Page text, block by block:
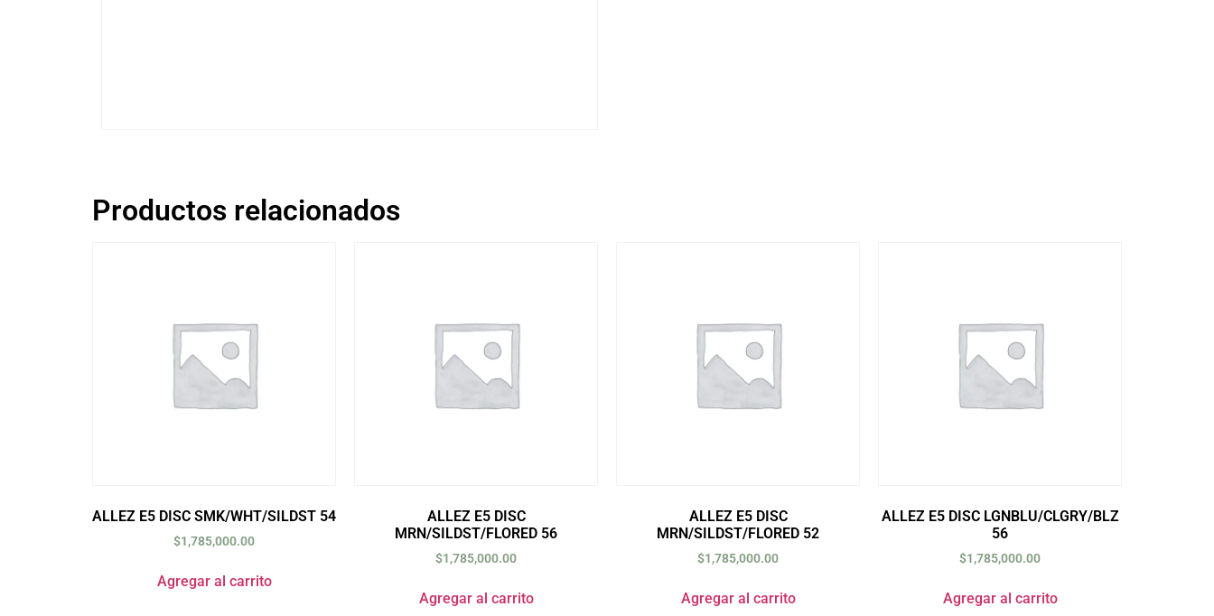
Productos relacionados
ALLEZ E5 DISC SMK/WHT/SILDST 54
$1,785,000.00
Agregar al carrito
ALLEZ E5 DISC
MRN/SILDST/FLORED 56
$1,785,000.00
Agregar al carrito
ALLEZ E5 DISC
MRN/SILDST/FLORED 52
$1,785,000.00
Agregar al carrito
ALLEZ E5 DISC LGNBLU/CLGRY/BLZ
56
$1,785,000.00
Agregar al carrito